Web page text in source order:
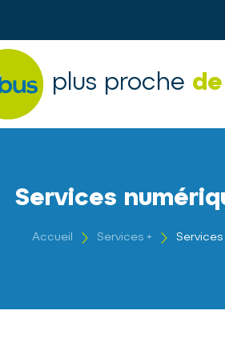
plus proche
Services
Accueil Services +